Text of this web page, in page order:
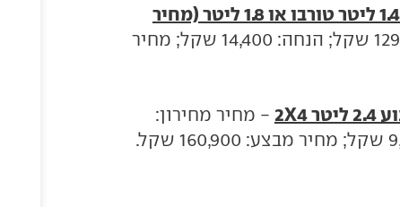
שברולט טראקס LS מנוע 1.4 ליטר טורבו או 1.8 ליטר (מחיר
- מחיר מחירון: 129,900 שקל; הנחה: 14,400 שקל; מחיר
- מחיר מחירון: